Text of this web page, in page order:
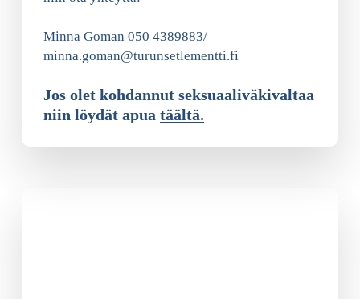
Minna Goman 050 4389883/
minna.goman@turunsetlementti.fi
Jos olet kohdannut seksuaaliväkivaltaa
niin löydät apua täältä.